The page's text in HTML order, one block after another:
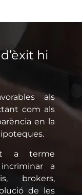
d’èxit hi
als
com als
en la
a terme
a
brokers,
de les